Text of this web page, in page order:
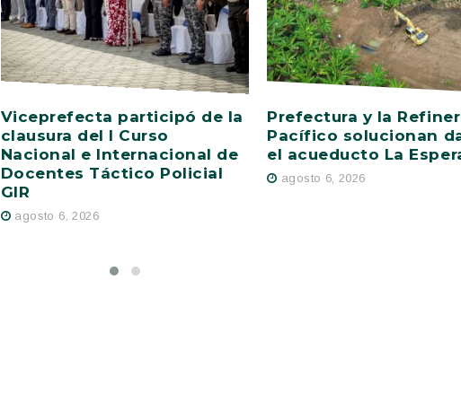
Viceprefecta participó de la
clausura del I Curso
Nacional e Internacional de
Docentes Táctico Policial
GIR
agosto 6, 2026
Prefectura y la
Pacífico solucionan
el acueducto La
agosto 6, 2026